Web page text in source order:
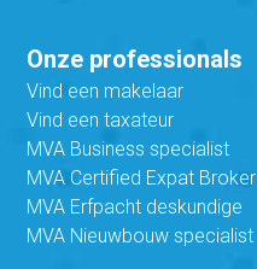
Onze professionals
Vind een makelaar
Vind een taxateur
MVA Business specialist
MVA Certified Expat Broker
MVA Erfpacht deskundige
MVA Nieuwbouw specialist